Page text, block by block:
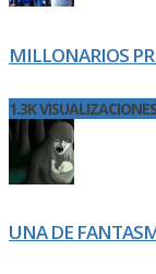
MILLONARIOS
1.3K VISUALIZACIONES
UNA DE